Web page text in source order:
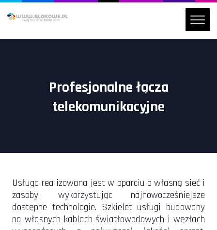
Profesjonalne łącza
telekomunikacyjne
Usługa realizowana jest w oparciu o własną sieć i
zasoby, wykorzystując najnowocześniejsze
dostępne technologie. Szkielet usługi budowany
na własnych kablach światłowodowych i węzłach